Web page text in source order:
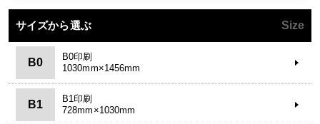
サイズから選ぶ Size
B0
B0印刷
1030mm×1456mm
B1
B1印刷
728mm×1030mm